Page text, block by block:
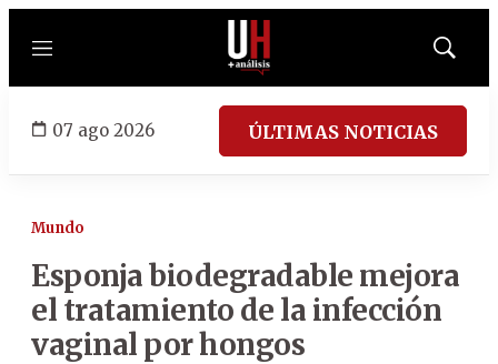
Menú
Mostrar
07 ago 2026 ÚLTIMAS NOTICIAS
Mundo
Esponja biodegradable mejora
el tratamiento de la infección
vaginal por hongos